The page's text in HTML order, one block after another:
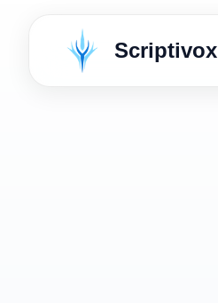
Scriptivox